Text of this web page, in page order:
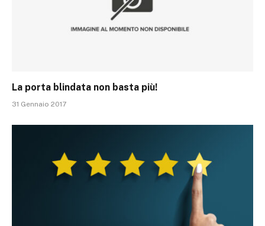
La porta blindata non basta più!
31 Gennaio 2017